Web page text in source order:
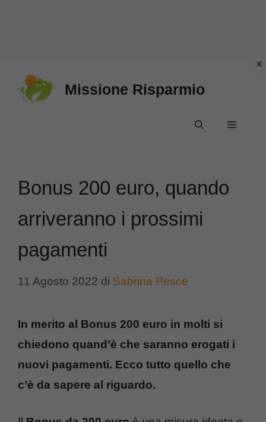
Missione Risparmio
Menu
Bonus 200 euro, quando
arriveranno i prossimi
pagamenti
11 Agosto 2022 di Sabrina Pesce
In merito al Bonus 200 euro in molti si
chiedono quand’è che saranno erogati i
nuovi pagamenti. Ecco tutto quello che
c’è da sapere al riguardo.